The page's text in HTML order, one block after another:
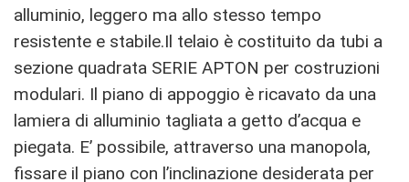
alluminio, leggero ma allo stesso tempo
resistente e stabile.Il telaio è costituito da tubi a
sezione quadrata SERIE APTON per costruzioni
modulari. Il piano di appoggio è ricavato da una
lamiera di alluminio tagliata a getto d’acqua e
piegata. E’ possibile, attraverso una manopola,
fissare il piano con l’inclinazione desiderata per